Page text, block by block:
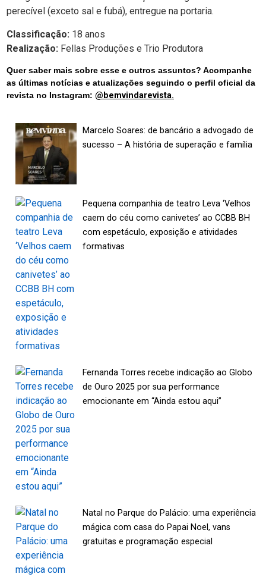
perecível (exceto sal e fubá), entregue na portaria.
Classificação: 18 anos
Realização: Fellas Produções e Trio Produtora
Quer saber mais sobre esse e outros assuntos? Acompanhe
as últimas notícias e atualizações seguindo o perfil oficial da
revista no Instagram: @bemvindarevista.
Marcelo Soares: de bancário a advogado de
sucesso – A história de superação e família
Pequena companhia de teatro Leva ‘Velhos
caem do céu como canivetes’ ao CCBB BH
com espetáculo, exposição e atividades
formativas
Fernanda Torres recebe indicação ao Globo
de Ouro 2025 por sua performance
emocionante em “Ainda estou aqui”
Natal no Parque do Palácio: uma experiência
mágica com casa do Papai Noel, vans
gratuitas e programação especial